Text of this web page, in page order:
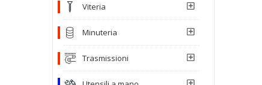
Viteria
Minuteria
Trasmissioni